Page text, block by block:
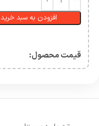
افزودن به سبد خرید
قیمت محصول:​